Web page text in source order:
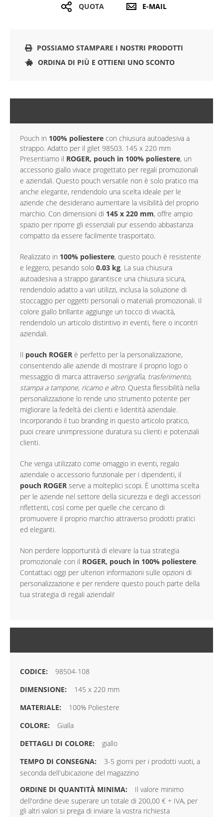
QUOTA E-MAIL
POSSIAMO STAMPARE I NOSTRI PRODOTTI
ORDINA DI PIÙ E OTTIENI UNO SCONTO
Pouch in 100% poliestere con chiusura autoadesiva a
strappo. Adatto per il gilet 98503. 145 x 220 mm
Presentiamo il ROGER, pouch in 100% poliestere, un
accessorio giallo vivace progettato per regali promozionali
e aziendali. Questo pouch versatile non è solo pratico ma
anche elegante, rendendolo una scelta ideale per le
aziende che desiderano aumentare la visibilità del proprio
marchio. Con dimensioni di 145 x 220 mm, offre ampio
spazio per riporre gli essenziali pur essendo abbastanza
compatto da essere facilmente trasportato.
Realizzato in 100% poliestere, questo pouch è resistente
e leggero, pesando solo 0.03 kg. La sua chiusura
autoadesiva a strappo garantisce una chiusura sicura,
rendendolo adatto a vari utilizzi, inclusa la soluzione di
stoccaggio per oggetti personali o materiali promozionali. Il
colore giallo brillante aggiunge un tocco di vivacità,
rendendolo un articolo distintivo in eventi, fiere o incontri
aziendali.
Il pouch ROGER è perfetto per la personalizzazione,
consentendo alle aziende di mostrare il proprio logo o
messaggio di marca attraverso serigrafia, trasferimento,
stampa a tampone, ricamo e altro. Questa flessibilità nella
personalizzazione lo rende uno strumento potente per
migliorare la fedeltà dei clienti e lidentità aziendale.
Incorporando il tuo branding in questo articolo pratico,
puoi creare unimpressione duratura su clienti e potenziali
clienti.
Che venga utilizzato come omaggio in eventi, regalo
aziendale o accessorio funzionale per i dipendenti, il
pouch ROGER serve a molteplici scopi. È unottima scelta
per le aziende nel settore della sicurezza e degli accessori
riflettenti, così come per quelle che cercano di
promuovere il proprio marchio attraverso prodotti pratici
ed eleganti.
Non perdere lopportunità di elevare la tua strategia
promozionale con il ROGER, pouch in 100% poliestere.
Contattaci oggi per ulteriori informazioni sulle opzioni di
personalizzazione e per rendere questo pouch parte della
tua strategia di regali aziendali!
98504-108
145 x 220 mm
100% Poliestere
Gialla
giallo
3-5 giorni per i prodotti vuoti, a
seconda dell'ubicazione del magazzino
Il valore minimo
dell'ordine deve superare un totale di 200,00 € + IVA, per
gli altri valori si prega di inviare la vostra richiesta